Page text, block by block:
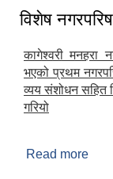
विशेष
कागेश्वरी मनहरा
भएको प्रथम
व्यय संशोधन सहित
गरियो
Read more